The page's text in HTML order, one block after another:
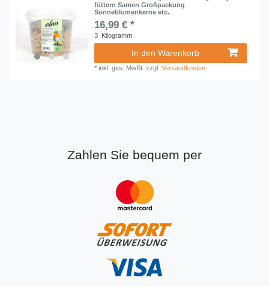
füttern Samen Großpackung
Sonneblumenkerne etc.
16,99 € *
3 Kilogramm
In den Warenkorb
*inkl. ges. MwSt. zzgl.Versandkosten
Zahlen Sie bequem per